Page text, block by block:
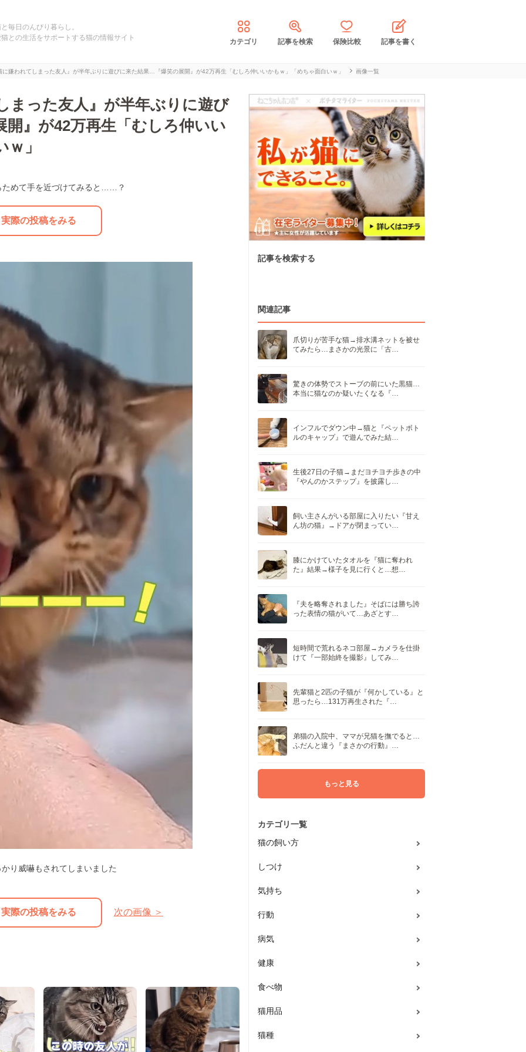
毎日のんびり暮らし。
との生活をサポートする猫の情報サイト
カテゴリ 記事を検索 保険比較 記事を書く
に嫌われてしまった友人』が半年ぶりに遊びに来た結果…『爆笑の展開』が42万再生「むしろ仲いいかもｗ」「めちゃ面白いｗ」 画像一覧
まった友人』が半年ぶりに遊び
』が42万再生「むしろ仲いい
」
ためて手を近づけてみると……？
実際の投稿をみる
り威嚇もされてしまいました
実際の投稿をみる 次の画像 ＞
記事を検索する
関連記事
爪切りが苦手な猫→排水溝ネットを被せ
てみたら…まさかの光景に「古…
驚きの体勢でストーブの前にいた黒猫…
本当に猫なのか疑いたくなる『…
インフルでダウン中→猫と『ペットボト
ルのキャップ』で遊んでみた結…
生後27日の子猫→まだヨチヨチ歩きの中
『やんのかステップ』を披露し…
飼い主さんがいる部屋に入りたい『甘え
ん坊の猫』→ドアが閉まってい…
膝にかけていたタオルを『猫に奪われ
た』結果→様子を見に行くと…想…
『夫を略奪されました』そばには勝ち誇
った表情の猫がいて…あざとす…
短時間で荒れるネコ部屋→カメラを仕掛
けて『一部始終を撮影』してみ…
先輩猫と2匹の子猫が『何かしている』と
思ったら…131万再生された『…
弟猫の入院中、ママが兄猫を撫でると…
ふだんと違う『まさかの行動』…
もっと見る
カテゴリ一覧
猫の飼い方
しつけ
気持ち
行動
病気
健康
食べ物
猫用品
猫種